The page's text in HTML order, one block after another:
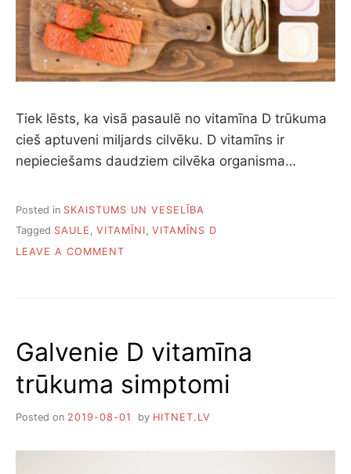
Tiek lēsts, ka visā pasaulē no vitamīna D trūkuma
cieš aptuveni miljards cilvēku. D vitamīns ir
nepieciešams daudziem cilvēka organisma…
Posted in SKAISTUMS UN VESELĪBA
Tagged SAULE , VITAMĪNI, VITAMĪNS D
LEAVE A COMMENT
PĀRTIKAS
PRODUKTI
Galvenie D vitamīna
trūkuma simptomi
Posted on 2019-08-01 by HITNET.LV